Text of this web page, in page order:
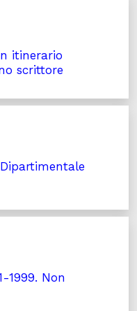
itinerario
scrittore
1999. Non